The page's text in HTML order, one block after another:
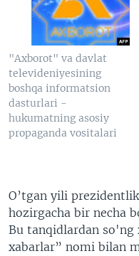
"Axborot" va davlat
televideniyesining
boshqa informatsion
dasturlari -
hukumatning asosiy
propaganda vositalari
O’tgan yili
hozirgacha bir necha
Bu tanqidlardan so'ng
xabarlar” nomi bilan